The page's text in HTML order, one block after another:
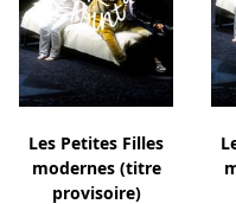
Les Petites Filles
modernes (titre
provisoire)